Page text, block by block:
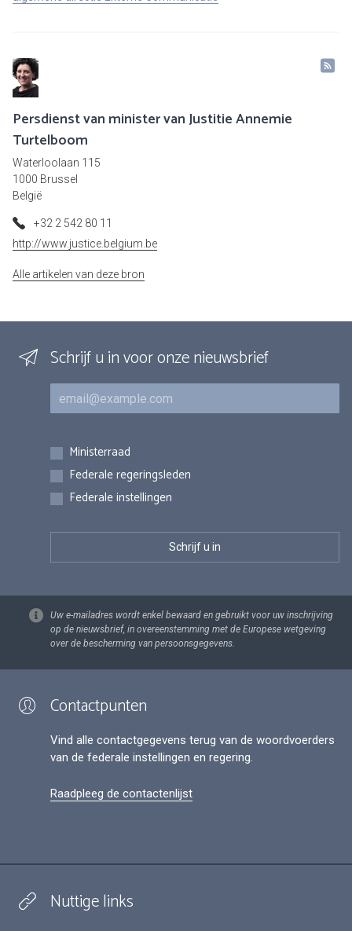
Persdienst van minister van Justitie Annemie
Turtelboom
Waterloolaan 115
1000 Brussel
België
+32 2 542 80 11
http://www.justice.belgium.be
Alle artikelen van deze bron
Schrijf u in voor onze nieuwsbrief
E-mail
Inschrijvingen
Ministerraad
Federale regeringsleden
Federale instellingen
Uw e-mailadres wordt enkel bewaard en gebruikt voor uw inschrijving
op de nieuwsbrief, in overeenstemming met de Europese wetgeving
over de bescherming van persoonsgegevens.
Contactpunten
Vind alle contactgegevens terug van de woordvoerders
van de federale instellingen en regering.
Raadpleeg de contactenlijst
Nuttige links